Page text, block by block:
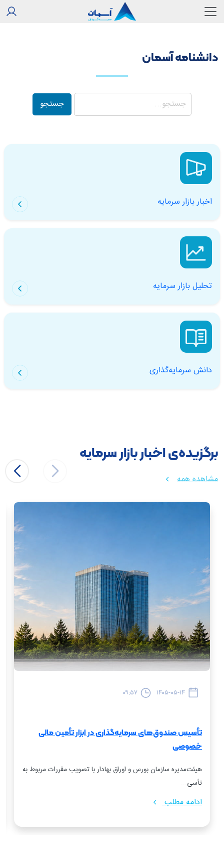
دانشنامه آسمان
جستجو
اخبار بازار سرمایه
تحلیل بازار سرمایه
دانش سرمایه‌گذاری
برگزیده‌ی اخبار بازار سرمایه
مشاهده همه
تأسیس صندوق‌های سرمایه‌گذاری در ابزار تأمین مالی
خصوصی
هیئت‌مدیره سازمان بورس و اوراق بهادار با تصویب مقررات مربوط به
تأسی...
ادامه مطلب